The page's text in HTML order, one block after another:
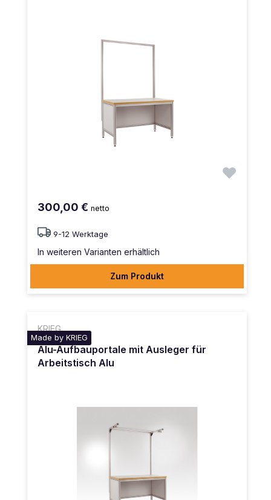
300,00 € netto
9-12 Werktage
In weiteren Varianten erhältlich
Zum Produkt
KRIEG
Made by KRIEG
Alu-Aufbauportale mit Ausleger für
Arbeitstisch Alu